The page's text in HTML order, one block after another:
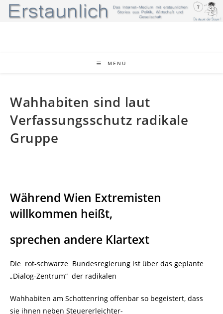
Zum
Inhalt
MENÜ
Wahhabiten sind laut
Verfassungsschutz radikale
Gruppe
Während Wien Extremisten
willkommen heißt,
sprechen andere Klartext
Die rot-schwarze Bundesregierung ist über das geplante
„Dialog-Zentrum“ der radikalen
Wahhabiten am Schottenring offenbar so begeistert, dass
sie ihnen neben Steuererleichter-